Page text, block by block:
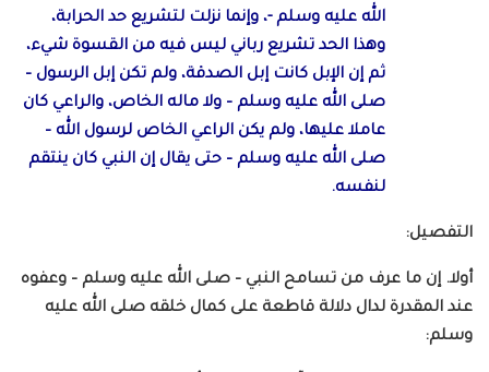
الله عليه وسلم -، وإنما نزلت لتشريع حد الحرابة،
وهذا الحد تشريع رباني ليس فيه من القسوة شيء،
ثم إن الإبل كانت إبل الصدقة، ولم تكن إبل الرسول –
صلى الله عليه وسلم – ولا ماله الخاص، والراعي كان
عاملا عليها، ولم يكن الراعي الخاص لرسول الله –
صلى الله عليه وسلم – حتى يقال إن النبي كان ينتقم
لنفسه.
التفصيل:
أولا. إن ما عرف من تسامح النبي – صلى الله عليه وسلم – وعفوه
عند المقدرة لدال دلالة قاطعة على كمال خلقه صلى الله عليه
وسلم: